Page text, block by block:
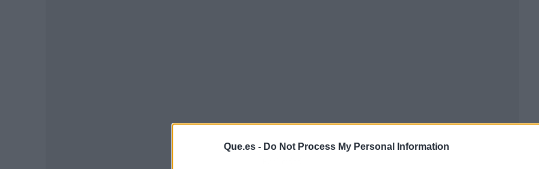
Que.es - Do Not Process My Personal Information